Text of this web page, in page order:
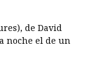
de David
noche el de un